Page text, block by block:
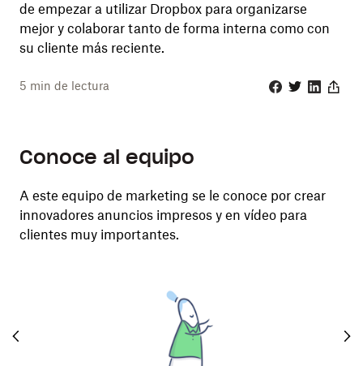
de empezar a utilizar Dropbox para organizarse
mejor y colaborar tanto de forma interna como con
su cliente más reciente.
5 min de lectura
Conoce al equipo
A este equipo de marketing se le conoce por crear
innovadores anuncios impresos y en vídeo para
clientes muy importantes.